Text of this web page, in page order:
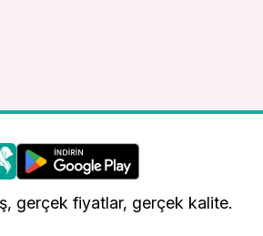
deneyimi için çerezleri
gerçek fiyatlar, gerçek kalite.